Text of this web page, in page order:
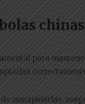
chinas
para
manipularlas,